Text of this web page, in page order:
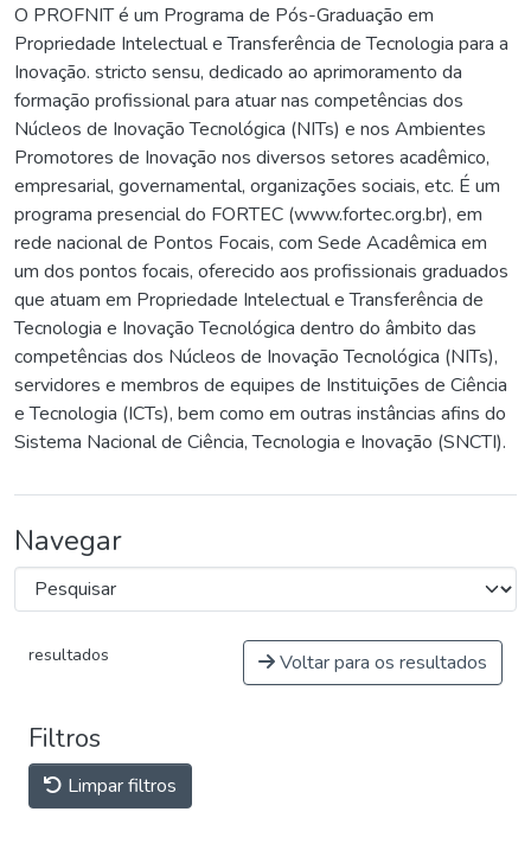
O PROFNIT é um Programa de Pós-Graduação em
Propriedade Intelectual e Transferência de Tecnologia para a
Inovação. stricto sensu, dedicado ao aprimoramento da
formação profissional para atuar nas competências dos
Núcleos de Inovação Tecnológica (NITs) e nos Ambientes
Promotores de Inovação nos diversos setores acadêmico,
empresarial, governamental, organizações sociais, etc. É um
programa presencial do FORTEC (www.fortec.org.br), em
rede nacional de Pontos Focais, com Sede Acadêmica em
um dos pontos focais, oferecido aos profissionais graduados
que atuam em Propriedade Intelectual e Transferência de
Tecnologia e Inovação Tecnológica dentro do âmbito das
competências dos Núcleos de Inovação Tecnológica (NITs),
servidores e membros de equipes de Instituições de Ciência
e Tecnologia (ICTs), bem como em outras instâncias afins do
Sistema Nacional de Ciência, Tecnologia e Inovação (SNCTI).
Navegar
resultados Voltar para os resultados
Filtros
Limpar filtros